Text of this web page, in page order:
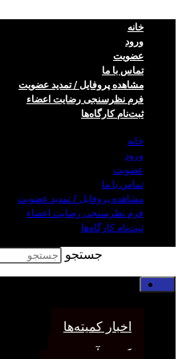
خانه
ورود
عضویت
تماس با ما
مشاهده پروفایل / تمدید عضویت
فرم نظر‌سنجی رضایت اعضاء
ثبت‌نام کارگاه‌ها
خانه
ورود
عضویت
تماس با ما
مشاهده پروفایل / تمدید عضویت
فرم نظر‌سنجی رضایت اعضاء
ثبت‌نام کارگاه‌ها
جستجو
اخبار کمیته‌ها
کمیته آموزش